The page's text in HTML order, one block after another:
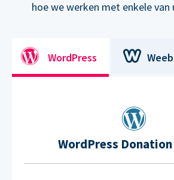
hoe we werken met enkele
WordPress
WordPress